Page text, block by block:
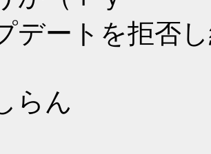
デートを拒否
らん